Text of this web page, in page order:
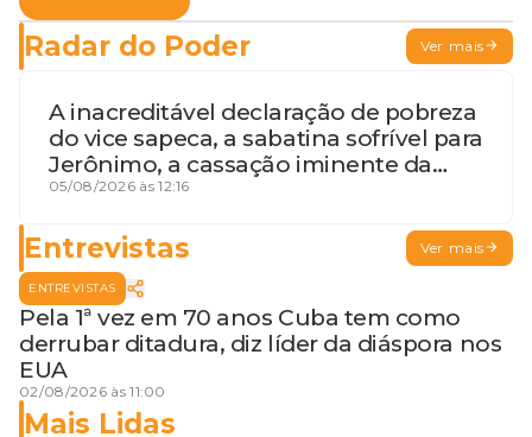
Radar do Poder Ver mais
A inacreditável declaração de pobreza
do vice sapeca, a sabatina sofrível para
Jerônimo, a cassação iminente da
desembargadora e a vaga do Quinto
05/08/2026 às 12:16
Entrevistas Ver mais
ENTREVISTAS
Pela 1ª vez em 70 anos Cuba tem como
derrubar ditadura, diz líder da diáspora nos
EUA
02/08/2026 às 11:00
Mais Lidas